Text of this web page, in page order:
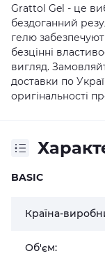
Grattol Gel - це
бездоганний
гелю
безцінні
вигляд.
доставки по
оригінальності
BASIC
Країна-
Об'єм: